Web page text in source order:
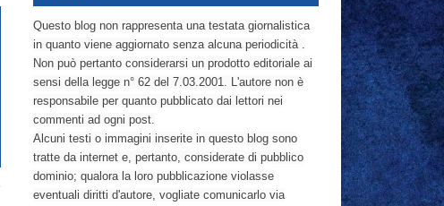
Questo blog non rappresenta una testata giornalistica
in quanto viene aggiornato senza alcuna periodicità .
Non può pertanto considerarsi un prodotto editoriale ai
sensi della legge n° 62 del 7.03.2001. L'autore non è
responsabile per quanto pubblicato dai lettori nei
commenti ad ogni post.
Alcuni testi o immagini inserite in questo blog sono
tratte da internet e, pertanto, considerate di pubblico
dominio; qualora la loro pubblicazione violasse
eventuali diritti d'autore, vogliate comunicarlo via